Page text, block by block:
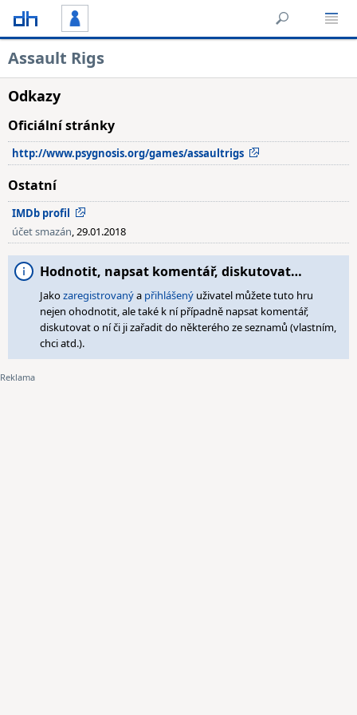
Assault Rigs
Odkazy
Oficiální stránky
http://www.psygnosis.org/games/assaultrigs
Ostatní
IMDb profil
účet smazán, 29.01.2018
Hodnotit, napsat komentář, diskutovat…
Jakozaregistrovanýa přihlášený uživatel můžete tuto hru
nejen ohodnotit, ale také k ní případně napsat komentář,
diskutovat o ní či ji zařadit do některého ze seznamů (vlastním,
chci atd.).